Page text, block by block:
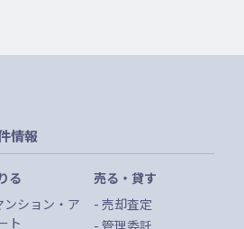
情報
る
ンション・ア
ト
売る・貸す
売却査定
管理委託